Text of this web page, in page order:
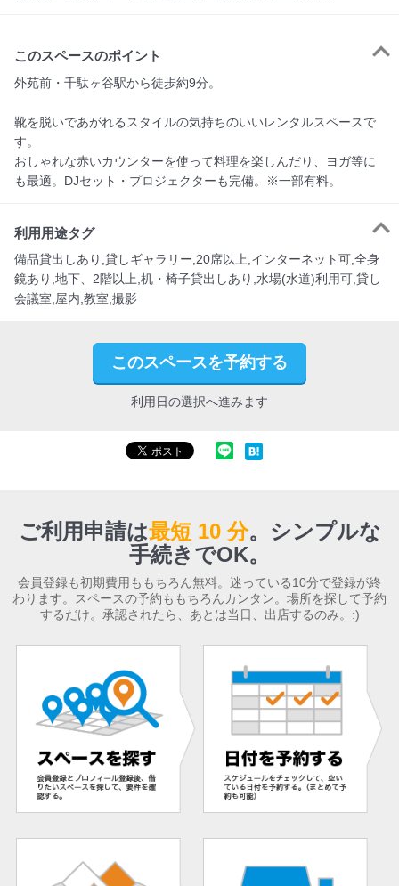
このスペースのポイント
外苑前・千駄ヶ谷駅から徒歩約9分。
靴を脱いであがれるスタイルの気持ちのいいレンタルスペースで
す。
おしゃれな赤いカウンターを使って料理を楽しんだり、ヨガ等に
も最適。DJセット・プロジェクターも完備。※一部有料。
利用用途タグ
備品貸出しあり,貸しギャラリー,20席以上,インターネット可,全身
鏡あり,地下、2階以上,机・椅子貸出しあり,水場(水道)利用可,貸し
会議室,屋内,教室,撮影
このスペースを予約する
利用日の選択へ進みます
ご利用申請は最短 10 分。 シンプルな
手続きでOK。
会員登録も初期費用ももちろん無料。迷っている10分で登録が終
わります。スペースの予約ももちろんカンタン。場所を探して予約
するだけ。承認されたら、あとは当日、出店するのみ。:)